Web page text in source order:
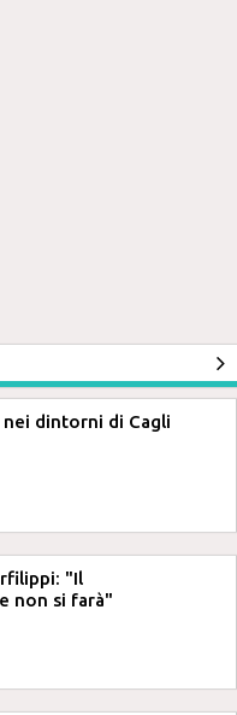
dintorni di Cagli
"Il
non si farà"